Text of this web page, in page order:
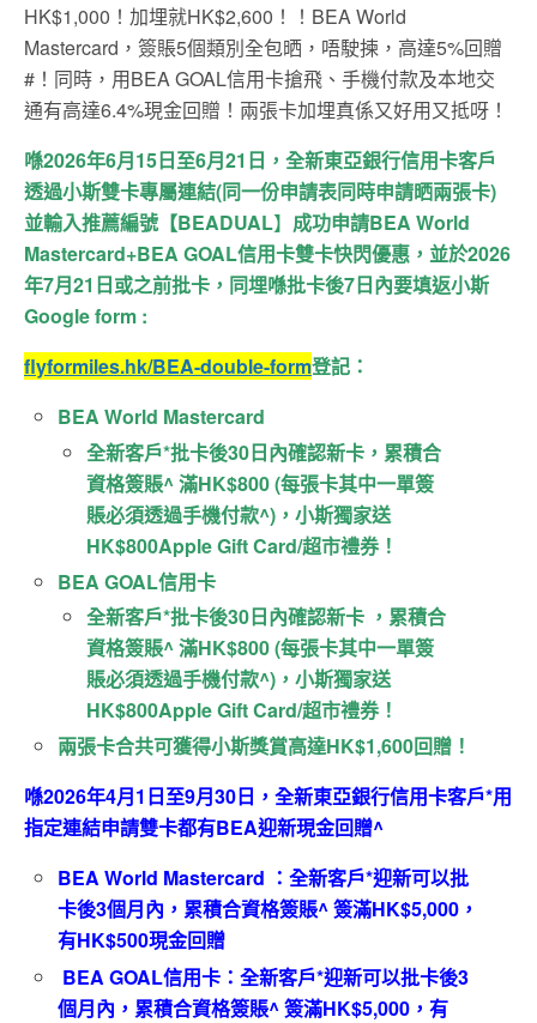
HK$1,000！加埋就HK$2,600！！BEA World
Mastercard，簽賬5個類別全包晒，唔駛揀，高達5%回贈
#！同時，用BEA GOAL信用卡搶飛、手機付款及本地交
通有高達6.4%現金回贈！兩張卡加埋真係又好用又抵呀！
喺2026年6月15日至6月21 日，全新東亞銀行信用卡客戶
透過小斯雙卡專屬連結(同一份申請表同時申請晒兩張卡)
並輸入推薦編號【BEADUAL】 成功申請BEA World
Mastercard+BEA GOAL信用卡雙卡快閃優惠，並於2026
年7月21 日或之前批卡，同埋喺批卡後7日內要填返小斯
Google form :
flyformiles.hk/BEA-double-form登記：
BEA World Mastercard
全新客戶*批卡後30日內確認新卡，累積合
資格簽賬^ 滿HK$800 (每張卡其中一單簽
賬必須透過手機付款^)，小斯獨家送
HK$800Apple Gift Card/超市禮券！
BEA GOAL信用卡
全新客戶*批卡後30日內確認新卡 ，累積合
資格簽賬^ 滿HK$800 (每張卡其中一單簽
賬必須透過手機付款^)，小斯獨家送
HK$800Apple Gift Card/超市禮券！
兩張卡合共可獲得小斯獎賞高達HK$1,600回贈！
喺2026年4月1日至9月30日，全新東亞銀行信用卡客戶*用
指定連結申請雙卡都有BEA迎新現金回贈^
BEA World Mastercard ：全新客戶*迎新可以批
卡後3個月內，累積合資格簽賬^ 簽滿HK$5,000，
有HK$500現金回贈
BEA GOAL信用卡：全新客戶*迎新可以批卡後3
個月內，累積合資格簽賬^ 簽滿HK$5,000，有